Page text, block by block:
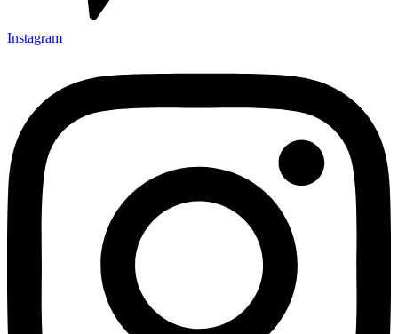
Instagram